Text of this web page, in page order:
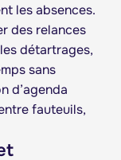
les absences.
des relances
détartrages,
sans
d’agenda
fauteuils,